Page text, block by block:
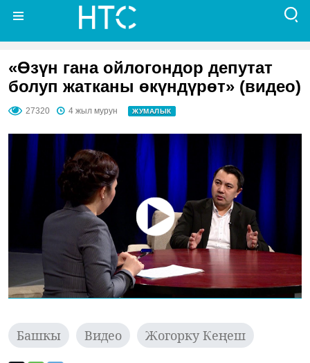
«Өзүн гана ойлогондор депутат
болуп жатканы өкүндүрөт» (видео)
27320 4 жыл мурун ЖУМАЛЫК
Башкы Видео Жогорку Кеңеш